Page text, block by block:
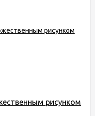
рисунком